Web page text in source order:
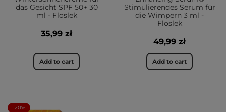
das Gesicht SPF 50+ 30
ml - Floslek
35,99 zł
Add to cart
Stimulierendes Serum für
die Wimpern 3 ml -
Floslek
49,99 zł
Add to cart
-20%